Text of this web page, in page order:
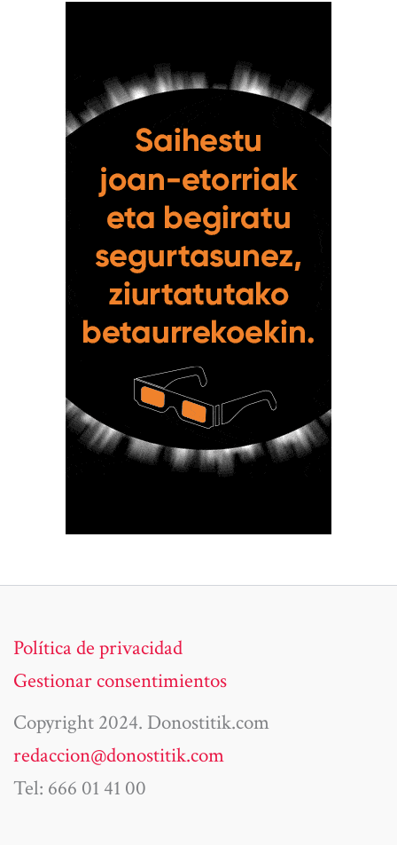
Política de privacidad
Gestionar consentimientos
Copyright 2024. Donostitik.com
redaccion@donostitik.com
Tel: 666 01 41 00